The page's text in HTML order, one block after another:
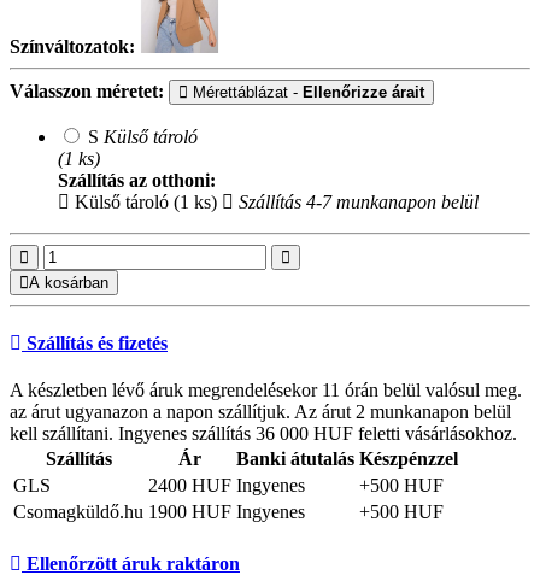
Színváltozatok:
Válasszon méretet: Mérettáblázat - Ellenőrizze árait
S Külső tároló
(1 ks)
Szállítás az otthoni:
Külső tároló (1 ks)
Szállítás 4-7 munkanapon belül
A kosárban
Szállítás és fizetés
A készletben lévő áruk megrendelésekor 11 órán belül valósul meg.
az árut ugyanazon a napon szállítjuk. Az árut 2 munkanapon belül
kell szállítani. Ingyenes szállítás 36 000 HUF feletti vásárlásokhoz.
Szállítás
Ár Banki átutalás Készpénzzel
GLS
2400 HUF Ingyenes
+500 HUF
Csomagküldő.hu 1900 HUF Ingyenes +500 HUF
Ellenőrzött áruk raktáron